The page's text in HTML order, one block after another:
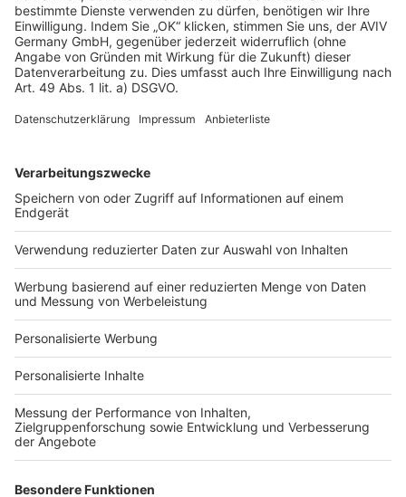
AGB-Übersicht
Datenschutz
Impressum
Services
Bauprojekt-Quiz
Häuser-Suche
Hausanbieter-Suche
Bauprojekt-Profil
Für Unternehmen
Ihre Baufirma auf bauen.de
Kostenloses Infogespräch